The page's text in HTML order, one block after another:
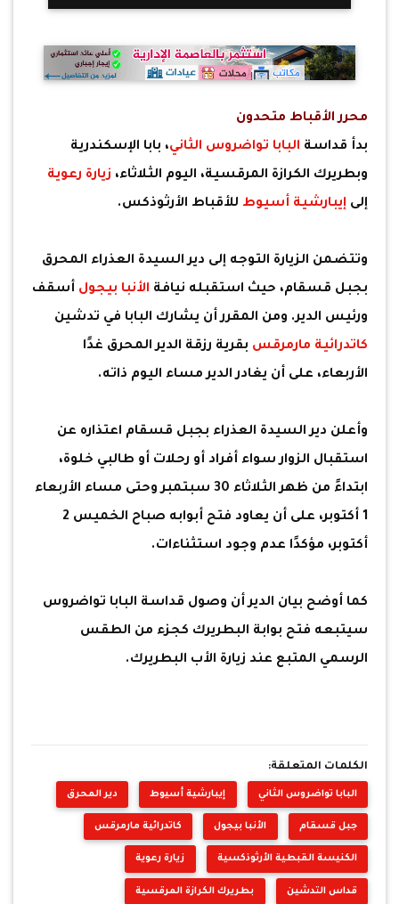
محرر الأقباط متحدون
بدأ قداسة البابا تواضروس الثاني، بابا الإسكندرية
وبطريرك الكرازة المرقسية، اليوم الثلاثاء، زيارة رعوية
إلى إيبارشية أسيوط للأقباط الأرثوذكس.
وتتضمن الزيارة التوجه إلى دير السيدة العذراء المحرق
بجبل قسقام، حيث استقبله نيافة الأنبا بيجول أسقف
ورئيس الدير. ومن المقرر أن يشارك البابا في تدشين
كاتدرائية مارمرقس بقرية رزقة الدير المحرق غدًا
الأربعاء، على أن يغادر الدير مساء اليوم ذاته.
وأعلن دير السيدة العذراء بجبل قسقام اعتذاره عن
استقبال الزوار سواء أفراد أو رحلات أو طالبي خلوة،
ابتداءً من ظهر الثلاثاء 30 سبتمبر وحتى مساء الأربعاء
1 أكتوبر، على أن يعاود فتح أبوابه صباح الخميس 2
أكتوبر، مؤكدًا عدم وجود استثناءات.
كما أوضح بيان الدير أن وصول قداسة البابا تواضروس
سيتبعه فتح بوابة البطريرك كجزء من الطقس
الرسمي المتبع عند زيارة الأب البطريرك.
الكلمات المتعلقة:
البابا تواضروس الثاني إيبارشية أسيوط دير المحرق
جبل قسقام الأنبا بيجول كاتدرائية مارمرقس
الكنيسة القبطية الأرثوذكسية زيارة رعوية
قداس التدشين بطريرك الكرازة المرقسية